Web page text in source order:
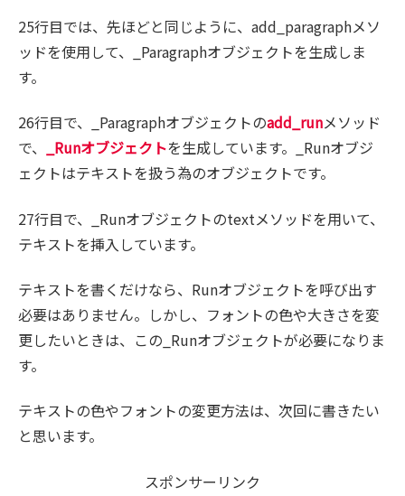
25行目では、先ほどと同じように、add_paragraphメソ
ッドを使用して、_Paragraphオブジェクトを生成しま
す。
26行目で、_Paragraphオブジェクトのadd_runメソッド
で、
_Runオブジェクトを生成しています。_Runオブジ
ェクトはテキストを扱う為のオブジェクトです。
27行目で、_Runオブジェクトのtextメソッドを用いて、
テキストを挿入しています。
テキストを書くだけなら、Runオブジェクトを呼び出す
必要はありません。しかし、フォントの色や大きさを変
更したいときは、この_Runオブジェクトが必要になりま
す。
テキストの色やフォントの変更方法は、次回に書きたい
と思います。
スポンサーリンク